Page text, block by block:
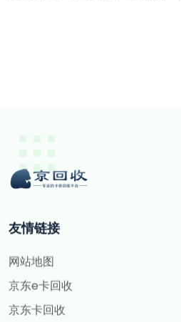
友情链接
网站地图
京东e卡回收
京东卡回收